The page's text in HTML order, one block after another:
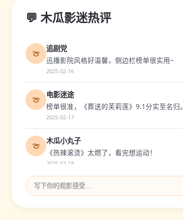
💬 木瓜影迷热评
🍈
追剧党
迅播影院风格好温馨，侧边栏榜单很实用~
2025-02-16
🍈
电影迷途
榜单很准，《葬送的芙莉莲》9.1分实至名归。
2025-02-17
🍈
木瓜小丸子
《热辣滚烫》太燃了，看完想运动！
2025-02-18